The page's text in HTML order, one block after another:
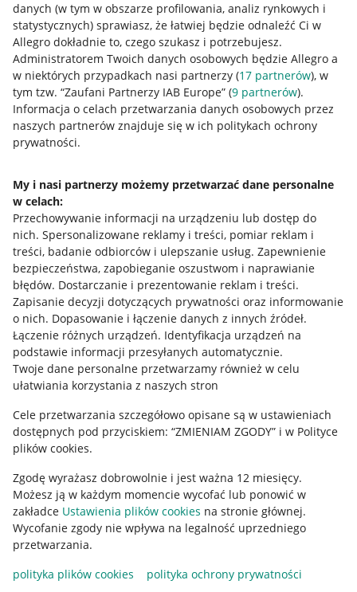
danych (w tym w obszarze profilowania, analiz rynkowych i
statystycznych) sprawiasz, że łatwiej będzie odnaleźć Ci w
Allegro dokładnie to, czego szukasz i potrzebujesz.
Administratorem Twoich danych osobowych będzie Allegro a
w niektórych przypadkach nasi partnerzy (17 partnerów), w
tym tzw. “Zaufani Partnerzy IAB Europe” (9 partnerów).
Informacja o celach przetwarzania danych osobowych przez
naszych partnerów znajduje się w ich politykach ochrony
prywatności.
My i nasi partnerzy możemy przetwarzać dane personalne
w celach:
Przechowywanie informacji na urządzeniu lub dostęp do
nich. Spersonalizowane reklamy i treści, pomiar reklam i
treści, badanie odbiorców i ulepszanie usług. Zapewnienie
bezpieczeństwa, zapobieganie oszustwom i naprawianie
błędów. Dostarczanie i prezentowanie reklam i treści.
Zapisanie decyzji dotyczących prywatności oraz informowanie
o nich. Dopasowanie i łączenie danych z innych źródeł.
Łączenie różnych urządzeń. Identyfikacja urządzeń na
podstawie informacji przesyłanych automatycznie.
Twoje dane personalne przetwarzamy również w celu
ułatwiania korzystania z naszych stron
Cele przetwarzania szczegółowo opisane są w ustawieniach
dostępnych pod przyciskiem: “ZMIENIAM ZGODY” i w Polityce
plików cookies.
Zgodę wyrażasz dobrowolnie i jest ważna 12 miesięcy.
Możesz ją w każdym momencie wycofać lub ponowić w
zakładce Ustawienia plików cookies na stronie głównej.
Wycofanie zgody nie wpływa na legalność uprzedniego
przetwarzania.
polityka plików cookies
polityka ochrony prywatności
Przydatne informacje
Jak to działa
Allegro Gadane dla sprzedających
Allegro Gadane dla kupujących
Mapa miejscowości
Informacje prawne
Regulamin
Polityka plików "cookies"
Ustawienia plików "cookies"
Udostępnianie lokalizacji
Informacje dla Aktu o Usługach Cyfrowych
Pobierz aplikację